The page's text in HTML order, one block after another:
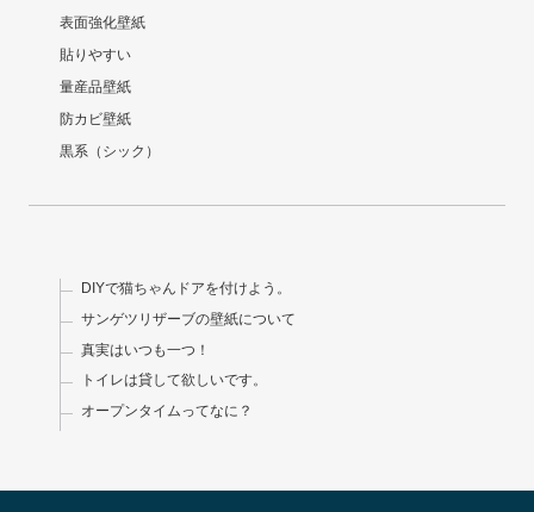
表面強化壁紙
貼りやすい
量産品壁紙
防カビ壁紙
黒系（シック）
DIYで猫ちゃんドアを付けよう。
サンゲツリザーブの壁紙について
真実はいつも一つ！
トイレは貸して欲しいです。
オープンタイムってなに？